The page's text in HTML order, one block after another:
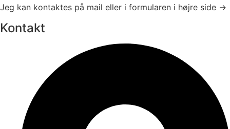
Jeg kan kontaktes på mail eller i formularen i højre side →
Kontakt